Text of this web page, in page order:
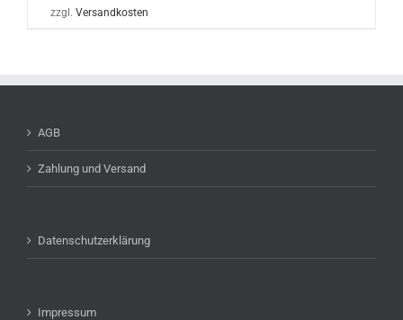
zzgl. Versandkosten
AGB
Zahlung und Versand
Datenschutzerklärung
Impressum